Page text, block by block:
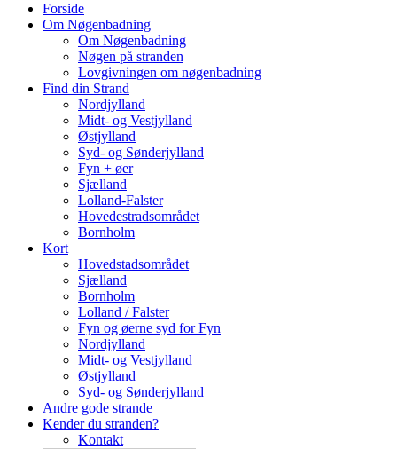
Forside
Om Nøgenbadning
Om Nøgenbadning
Nøgen på stranden
Lovgivningen om nøgenbadning
Find din Strand
Nordjylland
Midt- og Vestjylland
Østjylland
Syd- og Sønderjylland
Fyn + øer
Sjælland
Lolland-Falster
Hovedestradsområdet
Bornholm
Kort
Hovedstadsområdet
Sjælland
Bornholm
Lolland / Falster
Fyn og øerne syd for Fyn
Nordjylland
Midt- og Vestjylland
Østjylland
Syd- og Sønderjylland
Andre gode strande
Kender du stranden?
Kontakt